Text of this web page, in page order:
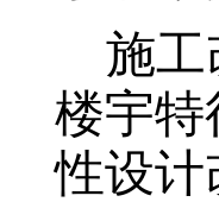
施工
楼宇特
性设计